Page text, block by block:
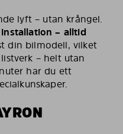
lyft – utan krångel.
– alltid
din bilmodell, vilket
– helt utan
har du ett